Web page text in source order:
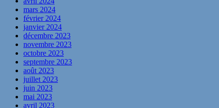
mars 2024
février 2024
janvier 2024
décembre 2023
novembre 2023
octobre 2023
septembre 2023
août 2023
juillet 2023
juin 2023
mai 2023
avril 2023